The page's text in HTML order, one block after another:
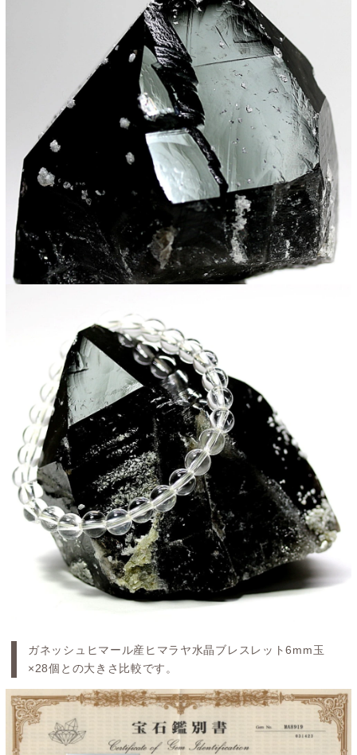
ガネッシュヒマール産ヒマラヤ水晶ブレスレット6mm玉
×28個との大きさ比較です。